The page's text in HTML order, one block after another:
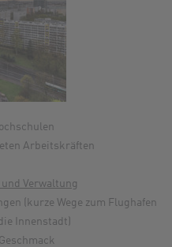
Arbeitskräften
Verwaltung
(kurze Wege zum Flughafen
Innenstadt)